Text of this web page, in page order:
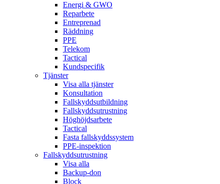
Energi & GWO
Reparbete
Entreprenad
Räddning
PPE
Telekom
Tactical
Kundspecifik
Tjänster
Visa alla tjänster
Konsultation
Fallskyddsutbildning
Fallskyddsutrustning
Höghöjdsarbete
Tactical
Fasta fallskyddssystem
PPE-inspektion
Fallskyddsutrustning
Visa alla
Backup-don
Block